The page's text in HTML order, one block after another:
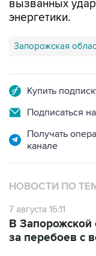
Запорожская
Подписаться
Получать
канале
НОВОСТИ ПО
7 августа 16:11
за перебоев с